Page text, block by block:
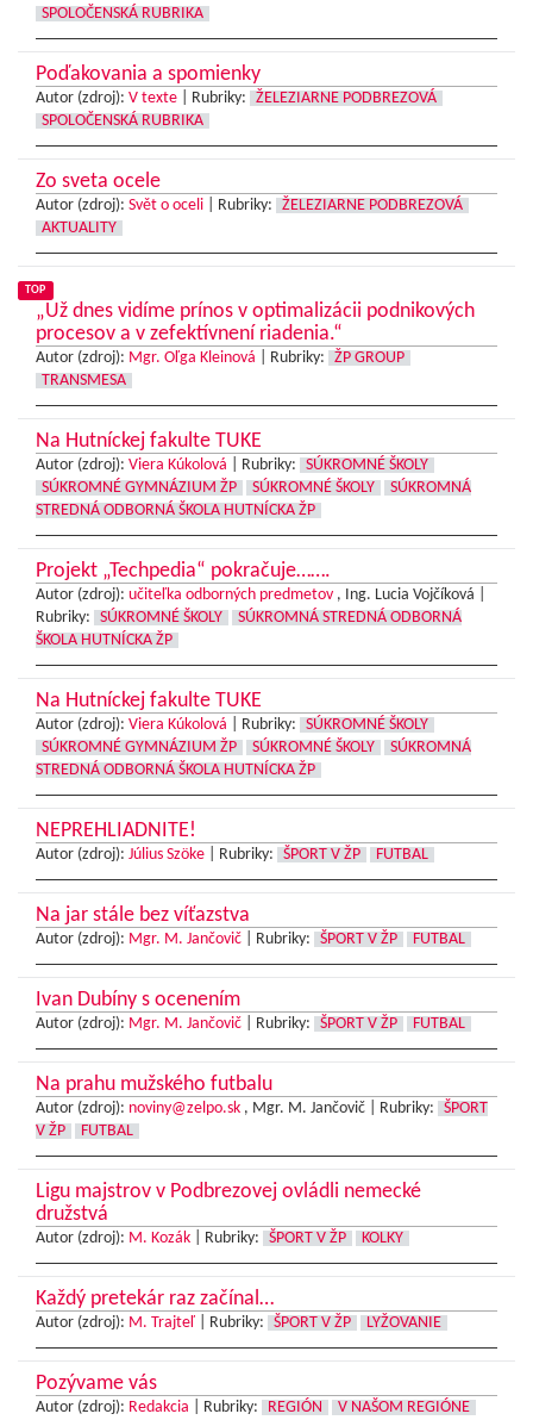
SPOLOČENSKÁ RUBRIKA
Poďakovania a spomienky
Autor (zdroj): V texte Rubriky:
ŽELEZIARNE PODBREZOVÁ
SPOLOČENSKÁ RUBRIKA
Zo sveta ocele
Autor (zdroj): Svět o oceli Rubriky:
ŽELEZIARNE PODBREZOVÁ
AKTUALITY
TOP
„Už dnes vidíme prínos v optimalizácii podnikových
procesov a v zefektívnení riadenia.“
Autor (zdroj): Mgr. Oľga Kleinová Rubriky:
ŽP GROUP
TRANSMESA
Na Hutníckej fakulte TUKE
Autor (zdroj): Viera Kúkolová Rubriky:
SÚKROMNÉ ŠKOLY
SÚKROMNÉ GYMNÁZIUM ŽP
SÚKROMNÉ ŠKOLY
SÚKROMNÁ
STREDNÁ ODBORNÁ ŠKOLA HUTNÍCKA ŽP
Projekt „Techpedia“ pokračuje…….
Autor (zdroj): učiteľka odborných predmetov , Ing. Lucia Vojčíková |
Rubriky:
SÚKROMNÉ ŠKOLY
SÚKROMNÁ STREDNÁ ODBORNÁ
ŠKOLA HUTNÍCKA ŽP
Na Hutníckej fakulte TUKE
Autor (zdroj): Viera Kúkolová Rubriky:
SÚKROMNÉ ŠKOLY
SÚKROMNÉ GYMNÁZIUM ŽP
SÚKROMNÉ ŠKOLY
SÚKROMNÁ
STREDNÁ ODBORNÁ ŠKOLA HUTNÍCKA ŽP
NEPREHLIADNITE!
Autor (zdroj): Július Szöke Rubriky: ŠPORT V ŽP FUTBAL
Na jar stále bez víťazstva
Autor (zdroj): Mgr. M. Jančovič Rubriky: ŠPORT V ŽP FUTBAL
Ivan Dubíny s ocenením
Autor (zdroj): Mgr. M. Jančovič Rubriky: ŠPORT V ŽP FUTBAL
Na prahu mužského futbalu
Autor (zdroj): noviny@zelpo.sk , Mgr. M. Jančovič | Rubriky:
ŠPORT
V ŽP
FUTBAL
Ligu majstrov v Podbrezovej ovládli nemecké
družstvá
Autor (zdroj): M. Kozák Rubriky: ŠPORT V ŽP KOLKY
Každý pretekár raz začínal…
Autor (zdroj): M. Trajteľ Rubriky: ŠPORT V ŽP LYŽOVANIE
Pozývame vás
Autor (zdroj): Redakcia Rubriky: REGIÓN V NAŠOM REGIÓNE